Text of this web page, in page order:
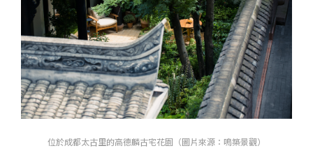
位於成都太古里的高德麟古宅花園（圖片來源：鳴築景觀）